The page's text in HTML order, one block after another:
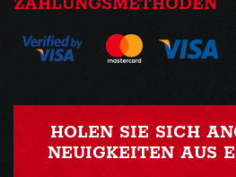
ZAHLUNGSMETHODEN
HOLEN SIE SICH
NEUIGKEITEN AUS